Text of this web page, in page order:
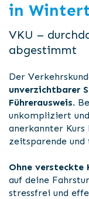
in
VKU –
abgestimmt
Der
unverzichtbarer
Führerausweis.
unkompliziert
anerkannter
zeitsparende
Ohne versteckte
auf deine
stressfrei und